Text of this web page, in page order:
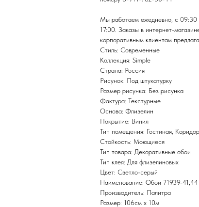
Мы работаем ежедневно, с
17:00. Заказы в интернет-
корпоративным клиентам
Стиль: Современные
Коллекция: Simple
Страна: Россия
Рисунок: Под штукатурку
Размер рисунка: Без рисунка
Фактура: Текстурные
Основа: Флизелин
Покрытие: Винил
Тип помещения: Гостиная,
Стойкость: Моющиеся
Тип товара: Декоративные обои
Тип клея: Для флизелиновых
Цвет: Светло-серый
Наименование: Обои 71939-
Производитель: Палитра
Размер: 106см х 10м